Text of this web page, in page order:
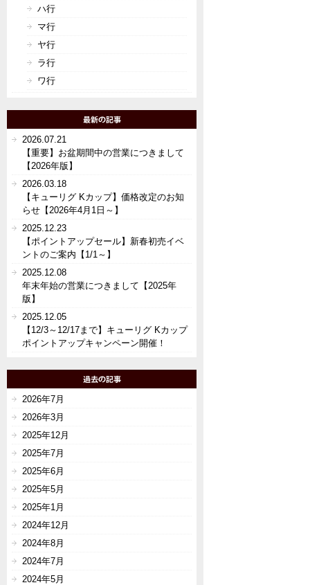
ハ行
マ行
ヤ行
ラ行
ワ行
2026.07.21
【重要】お盆期間中の営業につきまして
【2026年版】
2026.03.18
【キューリグ Kカップ】価格改定のお知
らせ【2026年4月1日～】
2025.12.23
【ポイントアップセール】新春初売イベ
ントのご案内【1/1～】
2025.12.08
年末年始の営業につきまして【2025年
版】
2025.12.05
【12/3～12/17まで】キューリグ Kカップ
ポイントアップキャンペーン開催！
2026年7月
2026年3月
2025年12月
2025年7月
2025年6月
2025年5月
2025年1月
2024年12月
2024年8月
2024年7月
2024年5月